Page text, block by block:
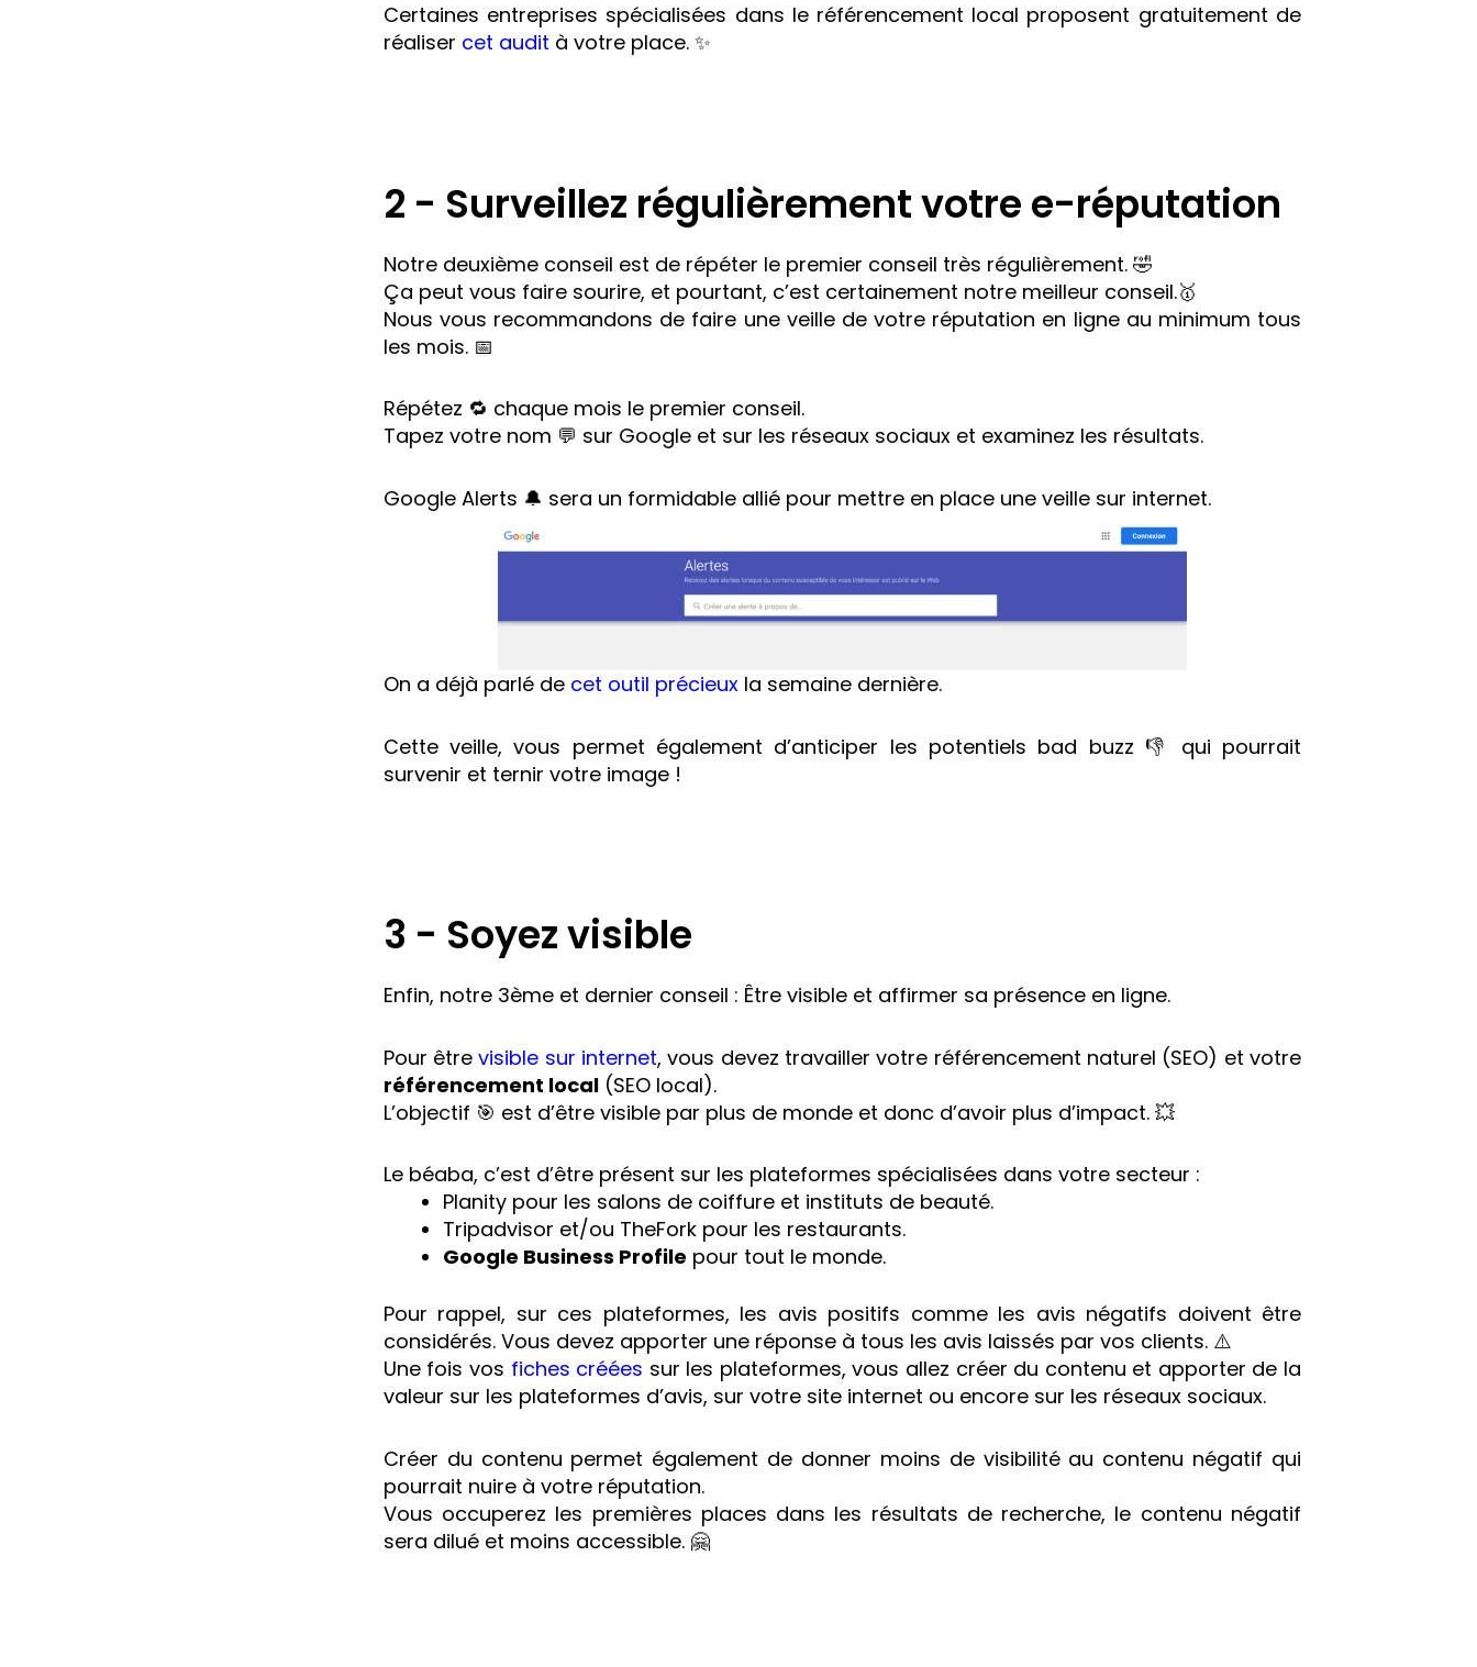
Certaines entreprises spécialisées dans le référencement local proposent gratuitement de
réaliser cet audit à votre place. ✨
2 - Surveillez régulièrement votre e-réputation
Notre deuxième conseil est de répéter le premier conseil très régulièrement. 🤣
Ça peut vous faire sourire, et pourtant, c’est certainement notre meilleur conseil.🥇
Nous vous recommandons de faire une veille de votre réputation en ligne au minimum tous
les mois. 📅
Répétez 🔁 chaque mois le premier conseil.
Tapez votre nom 💬 sur Google et sur les réseaux sociaux et examinez les résultats.
Google Alerts 🔔 sera un formidable allié pour mettre en place une veille sur internet.
On a déjà parlé de cet outil précieuxla semaine dernière.
Cette veille, vous permet également d’anticiper les potentiels bad buzz 👎 qui pourrait
survenir et ternir votre image !
3 - Soyez visible
Enfin, notre 3ème et dernier conseil : Être visible et affirmer sa présence en ligne.
Pour êtrevisible sur internet, vous devez travailler votre référencement naturel (SEO) et votre
référencement local(SEO local).
L’objectif 🎯 est d’être visible par plus de monde et donc d’avoir plus d’impact. 💥
Le béaba, c’est d’être présent sur les plateformes spécialisées dans votre secteur :
Planity pour les salons de coiffure et instituts de beauté.
Tripadvisor et/ou TheFork pour les restaurants.
Google Business Profile pour tout le monde.
Pour rappel, sur ces plateformes, les avis positifs comme les avis négatifs doivent être
considérés. Vous devez apporter une réponse à tous les avis laissés par vos clients. ⚠️
Une fois vos fiches créées sur les plateformes, vous allez créer du contenu et apporter de la
valeur sur les plateformes d’avis, sur votre site internet ou encore sur les réseaux sociaux.
Créer du contenu permet également de donner moins de visibilité au contenu négatif qui
pourrait nuire à votre réputation.
Vous occuperez les premières places dans les résultats de recherche, le contenu négatif
sera dilué et moins accessible. 🤗